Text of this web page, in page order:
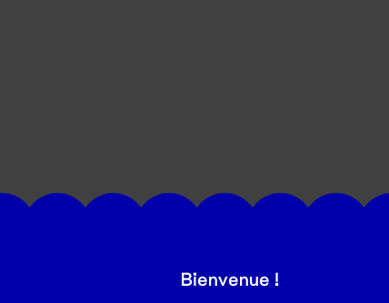
les actualités du Grand
Bienvenue !